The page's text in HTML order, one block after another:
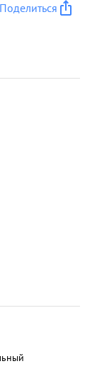
Поделиться